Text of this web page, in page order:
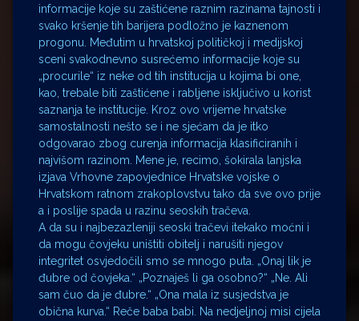
informacije koje su zaštićene raznim razinama tajnosti i
svako kršenje tih barijera podložno je kaznenom
progonu. Međutim u hrvatskoj političkoj i medijskoj
sceni svakodnevno susrećemo informacije koje su
„procurile“ iz neke od tih institucija u kojima bi one,
kao, trebale biti zaštićene i rabljene isključivo u korist
saznanja te institucije. Kroz ovo vrijeme hrvatske
samostalnosti nešto se i ne sjećam da je itko
odgovarao zbog curenja informacija klasificiranih i
najvišom razinom. Mene je, recimo, šokirala lanjska
izjava Vrhovne zapovjednice Hrvatske vojske o
Hrvatskom ratnom zrakoplovstvu tako da sve ovo prije
a i poslije spada u razinu seoskih tračeva.
A da su i najbezazleniji seoski tračevi itekako moćni i
da mogu čovjeku uništiti obitelj i narušiti njegov
integritet osvjedočili smo se mnogo puta. „Onaj lik je
đubre od čovjeka.“ „Poznaješ li ga osobno?“ „Ne. Ali
sam čuo da je đubre.“ „Ona mala iz susjedstva je
obična kurva.“ Reče baba babi. Na nedjeljnoj misi cijela